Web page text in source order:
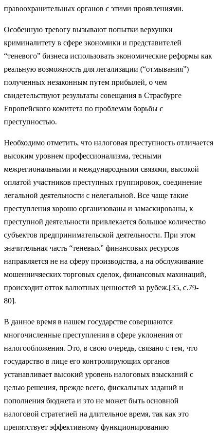
правоохранительных органов с этими проявлениями.
Особенную тревогу вызывают попытки верхушки
криминалитету в сфере экономики и представителей
“теневого” бизнеса использовать экономические реформы как
реальную возможность для легализации (“отмывания”)
полученных незаконным путем прибылей, о чем
свидетельствуют результаты совещания в Страсбурге
Европейского комитета по проблемам борьбы с
преступностью.
Необходимо отметить, что налоговая преступность отличается
высоким уровнем профессионализма, тесными
межрегиональными и международными связями, высокой
оплатой участников преступных группировок, соединение
легальной деятельности с нелегальной. Все чаще такие
преступления хорошо организованы и замаскированы, к
преступной деятельности привлекается большое количество
субъектов предпринимательской деятельности. При этом
значительная часть “теневых” финансовых ресурсов
направляется не на сферу производства, а на обслуживание
мошенничяеских торговых сделок, финансовых махинаций,
происходит отток валютных ценностей за рубеж.[35, c.79-
80].
В данное время в нашем государстве совершаются
многочисленные преступления в сфере уклонения от
налогообложения. Это, в свою очередь, связано с тем, что
государство в лице его контролирующих органов
устанавливает высокий уровень налоговых взысканий с
целью решения, прежде всего, фискальных заданий и
пополнения бюджета и это не может быть основной
налоговой стратегией на длительное время, так как это
препятствует эффективному функционированию